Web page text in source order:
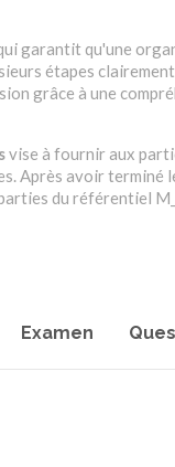
garantit qu'une
étapes
grâce à une
vise à fournir aux
Après avoir terminé
du référentiel
Examen